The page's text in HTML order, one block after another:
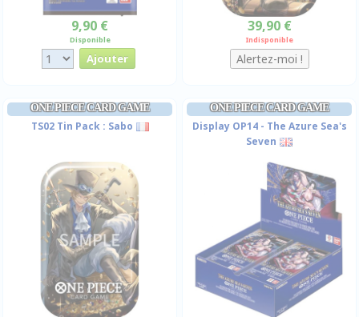
9,90 €
Disponible
39,90 €
Indisponible
ONE PIECE CARD GAME
TS02 Tin Pack : Sabo
ONE PIECE CARD GAME
Display OP14 - The Azure Sea's
Seven